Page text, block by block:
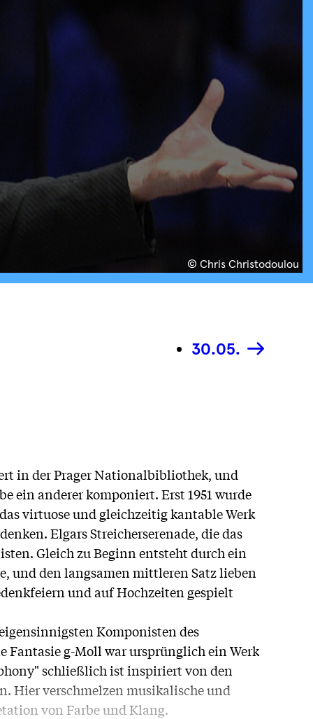
© Chris Christodoulou
30.05.
in der Prager Nationalbibliothek, und
ein anderer komponiert. Erst 1951 wurde
virtuose und gleichzeitig kantable Werk
Elgars Streicherserenade, die das
Gleich zu Beginn entsteht durch ein
und den langsamen mittleren Satz lieben
und auf Hochzeiten gespielt
Komponisten des
Fantasie g-Moll war ursprünglich ein Werk
schließlich ist inspiriert von den
Hier verschmelzen musikalische und
von Farbe und Klang.